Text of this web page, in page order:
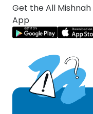
Get the All Mishnah
App
שִׁמְעוֹן בֶּן נְתַנְאֵל —
הַמִּתְגַּבֵּר. הוּא הָיָה
וֶאֱלִיעֶזֶר בֶּן הֻרְקְנוֹס
מִשְּׁמוֹ: אִם יִהְיוּ כָל
הֻרְקְנוֹס אַף עִמָּהֶם,
אֶת כֻּלָּם.
Rabban Yochanan
Hillel and Shammai.
much To-rah, do not